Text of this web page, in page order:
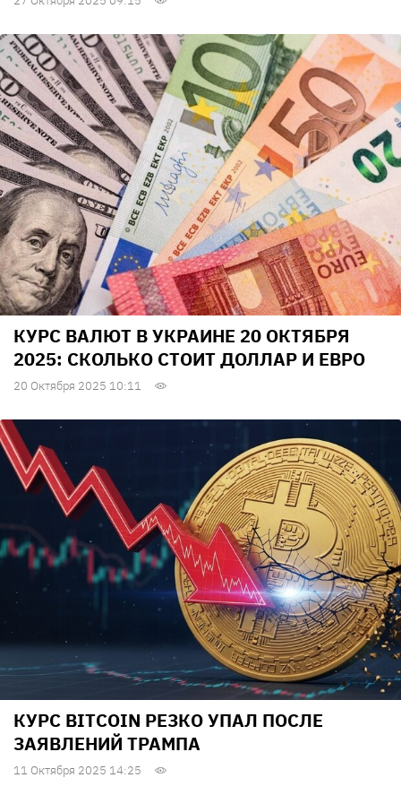
КУРС ВАЛЮТ В УКРАИНЕ 20 ОКТЯБРЯ
2025: СКОЛЬКО СТОИТ ДОЛЛАР И ЕВРО
20 Октября 2025 10:11
КУРС BITCOIN РЕЗКО УПАЛ ПОСЛЕ
ЗАЯВЛЕНИЙ ТРАМПА
11 Октября 2025 14:25